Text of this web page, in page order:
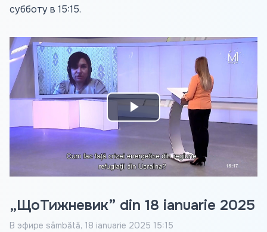
субботу в 15:15.
Play
Video
„ЩоТижневик” din 18 ianuarie 2025
В эфире sâmbătă, 18 ianuarie 2025 15:15